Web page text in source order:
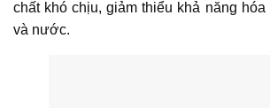
chất khó chịu, giảm thiểu khả năng hóa
và nước.